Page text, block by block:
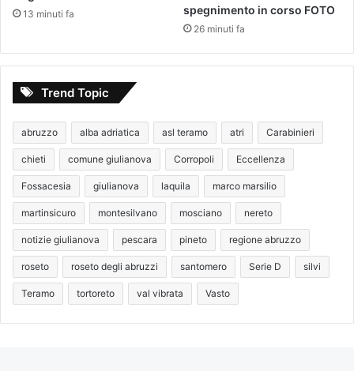
13 minuti fa
spegnimento in corso FOTO
26 minuti fa
Trend Topic
abruzzo alba adriatica asl teramo atri Carabinieri
chieti comune giulianova Corropoli Eccellenza
Fossacesia giulianova laquila marco marsilio
martinsicuro montesilvano mosciano nereto
notizie giulianova pescara pineto regione abruzzo
roseto roseto degli abruzzi santomero Serie D silvi
Teramo tortoreto val vibrata Vasto